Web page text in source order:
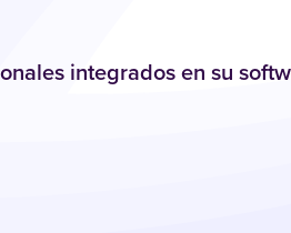
integrados en su